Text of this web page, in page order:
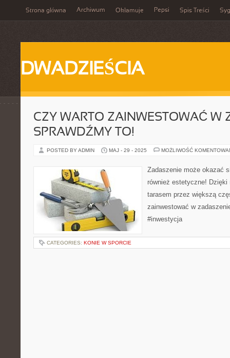
Strona główna Archiwum Okłamuje Pepsi Spis Treści
DWADZIEŚCIA
CZY WARTO ZAINWESTOWAĆ W
SPRAWDŹMY TO!
POSTED BY ADMIN MAJ - 29 - 2025 MOŻLIWOŚĆ
Zadaszenie może okazać
również estetyczne!
tarasem przez większą
zainwestować w
#inwestycja
CATEGORIES: KONIE W SPORCIE